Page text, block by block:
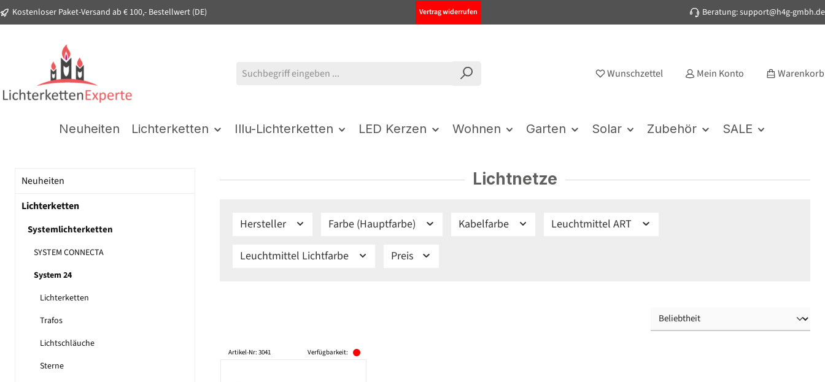
Zur Hauptnavigation springen
Kostenloser Paket-Versand ab € 100,- Bestellwert (DE) Vertrag widerrufen Beratung: support@h4g-gmbh.de
Wunschzettel Mein Konto Warenkorb
Neuheiten Lichterketten Illu-Lichterketten LED Kerzen Wohnen Garten Solar Zubehör SALE
Neuheiten
Lichterketten
Systemlichterketten
SYSTEM CONNECTA
System 24
Lichterketten
Trafos
Lichtschläuche
Sterne
Lichtnetze
Hersteller Farbe (Hauptfarbe) Kabelfarbe Leuchtmittel ART
Leuchtmittel Lichtfarbe Preis
Artikel-Nr: 3041 Verfügbarkeit: